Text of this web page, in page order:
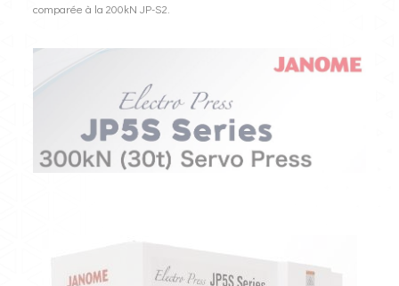
comparée à la 200kN JP-S2.